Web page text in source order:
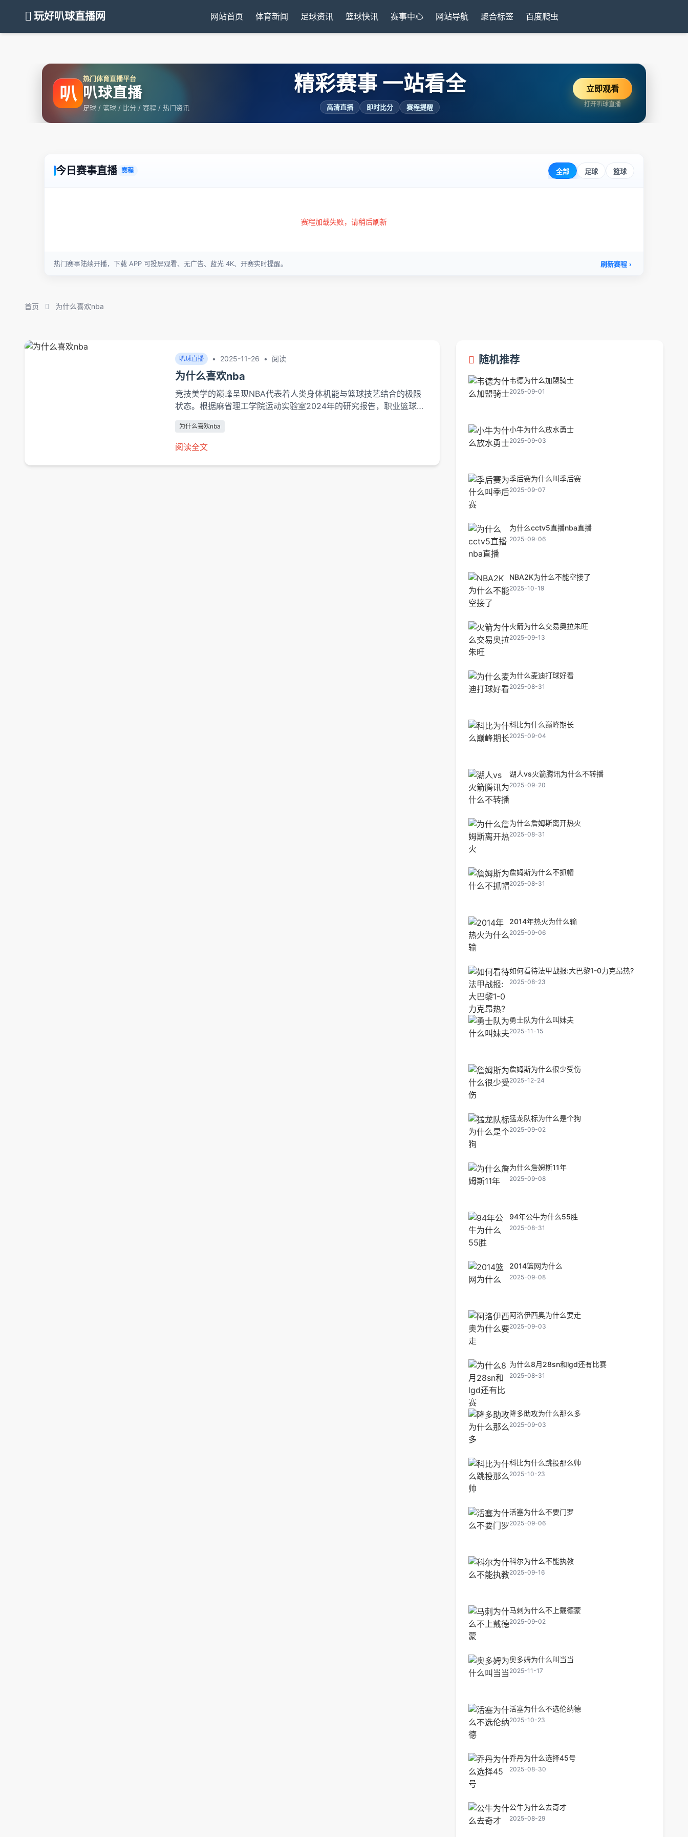
玩好叭球直播网 网站首页 体育新闻 足球资讯 篮球快讯 赛事中心 网站导航 聚合标签 百度爬虫
叭
热门体育直播平台
叭球直播
足球 / 篮球 / 比分 / 赛程 / 热门资讯
精彩赛事 一站看全
高清直播 即时比分 赛程提醒
立即观看
打开叭球直播
首页 为什么喜欢nba
叭球直播 • 2025-11-26 • 阅读
为什么喜欢nba
竞技美学的巅峰呈现NBA代表着人类身体机能与篮球技艺结合的极限
状态。根据麻省理工学院运动实验室2024年的研究报告，职业篮球运
种进化直接催生了更华丽的比赛场面。勒布朗·詹姆斯战斧劈扣时腾空
高度达到1.2米，斯蒂芬·库里三分球的旋转速率高达...
为什么喜欢nba
阅读全文
随机推荐
韦德为什么加盟骑士
2025-09-01
小牛为什么放水勇士
2025-09-03
季后赛为什么叫季后赛
2025-09-07
为什么cctv5直播nba直播
2025-09-06
NBA2K为什么不能空接了
2025-10-19
火箭为什么交易奥拉朱旺
2025-09-13
为什么麦迪打球好看
2025-08-31
科比为什么巅峰期长
2025-09-04
湖人vs火箭腾讯为什么不转播
2025-09-20
为什么詹姆斯离开热火
2025-08-31
詹姆斯为什么不抓帽
2025-08-31
2014年热火为什么输
2025-09-06
如何看待法甲战报:大巴黎1-0力克昂热?
2025-08-23
勇士队为什么叫妹夫
2025-11-15
詹姆斯为什么很少受伤
2025-12-24
猛龙队标为什么是个狗
2025-09-02
为什么詹姆斯11年
2025-09-08
94年公牛为什么55胜
2025-08-31
2014篮网为什么
2025-09-08
阿洛伊西奥为什么要走
2025-09-03
为什么8月28sn和lgd还有比赛
2025-08-31
隆多助攻为什么那么多
2025-09-03
科比为什么跳投那么帅
2025-10-23
活塞为什么不要门罗
2025-09-06
科尔为什么不能执教
2025-09-16
马刺为什么不上戴德蒙
2025-09-02
奥多姆为什么叫当当
2025-11-17
活塞为什么不选伦纳德
2025-10-23
乔丹为什么选择45号
2025-08-30
公牛为什么去奇才
2025-08-29